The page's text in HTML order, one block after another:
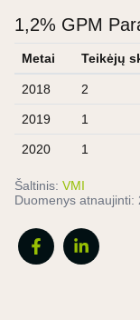
1,2% GPM
Metai Teikėjų
2018 2
2019 1
2020 1
Šaltinis: VMI
Duomenys atnaujinti: